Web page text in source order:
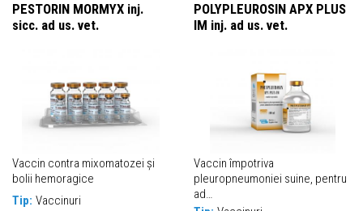
PESTORIN MORMYX inj.
sicc. ad us. vet.
Vaccin contra mixomatozei și
bolii hemoragice
Tip: Vaccinuri
POLYPLEUROSIN APX PLUS
IM inj. ad us. vet.
Vaccin împotriva
pleuropneumoniei suine, pentru
ad…